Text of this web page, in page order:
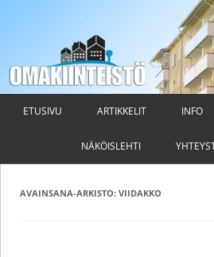
Taloyhtiön hallituksen ja isännöitsijän
Siirry
ETUSIVU ARTIKKELIT INFO
NÄKÖISLEHTI
AVAINSANA-ARKISTO: VIIDAKKO